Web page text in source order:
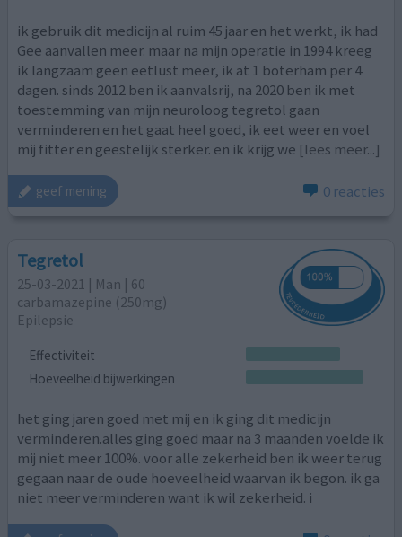
ik gebruik dit medicijn al ruim 45 jaar en het werkt, ik had
Gee aanvallen meer. maar na mijn operatie in 1994 kreeg
ik langzaam geen eetlust meer, ik at 1 boterham per 4
dagen. sinds 2012 ben ik aanvalsrij, na 2020 ben ik met
toestemming van mijn neuroloog tegretol gaan
verminderen en het gaat heel goed, ik eet weer en voel
mij fitter en geestelijk sterker. en ik krijg we [lees meer...]
geef mening 0 reacties
Tegretol
25-03-2021 | Man | 60
carbamazepine (250mg)
Epilepsie
Effectiviteit
Hoeveelheid bijwerkingen
het ging jaren goed met mij en ik ging dit medicijn
verminderen.alles ging goed maar na 3 maanden voelde ik
mij niet meer 100%. voor alle zekerheid ben ik weer terug
gegaan naar de oude hoeveelheid waarvan ik begon. ik ga
niet meer verminderen want ik wil zekerheid. i